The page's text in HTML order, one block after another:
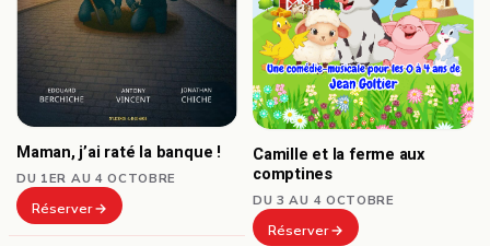
Maman, j’ai raté la banque !
DU 1ER AU 4 OCTOBRE
Réserver
Camille et la ferme aux
comptines
DU 3 AU 4 OCTOBRE
Réserver